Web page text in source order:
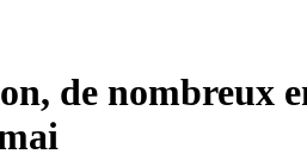
de nombreux